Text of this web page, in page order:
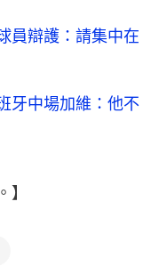
員辯護：請集中在
牙中場加維：他不
】